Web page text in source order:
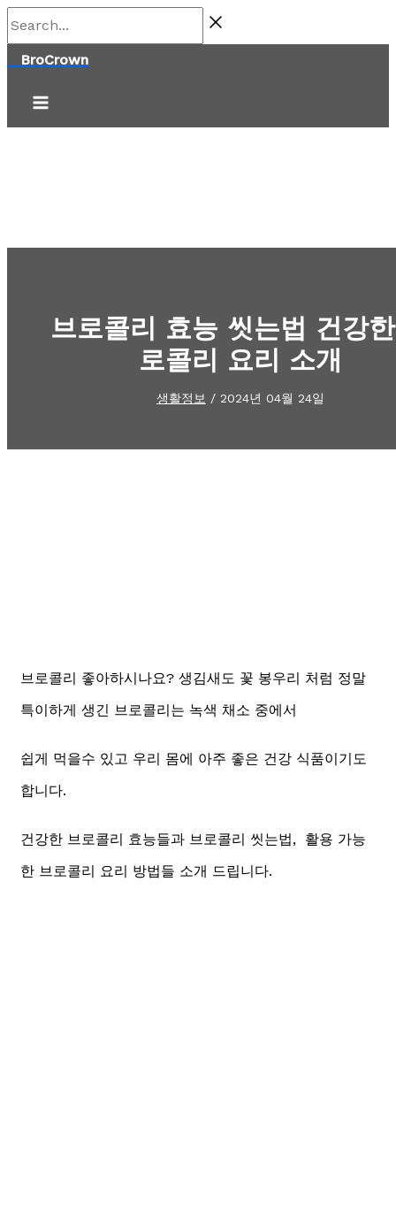
콘
기
Search...
BroCrown
브로콜리 효능 씻는법 건강
로콜리 요리 소개
생활정보 / 2024년 04월 24일
브로콜리 좋아하시나요? 생김새도 꽃 봉우리 처럼 정말
특이하게 생긴 브로콜리는 녹색 채소 중에서
쉽게 먹을수 있고 우리 몸에 아주 좋은 건강 식품이기도
합니다.
건강한 브로콜리 효능들과 브로콜리 씻는법, 활용 가능
한 브로콜리 요리 방법들 소개 드립니다.